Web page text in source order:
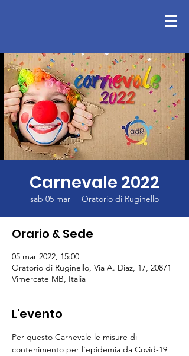
Carnevale 2022
sab 05 mar
  |
Oratorio di Ruginello
Orario & Sede
05 mar 2022, 15:00
Oratorio di Ruginello, Via A. Diaz, 17, 20871
Vimercate MB, Italia
L'evento
Per questo Carnevale le misure di
contenimento per l'epidemia da Covid-19